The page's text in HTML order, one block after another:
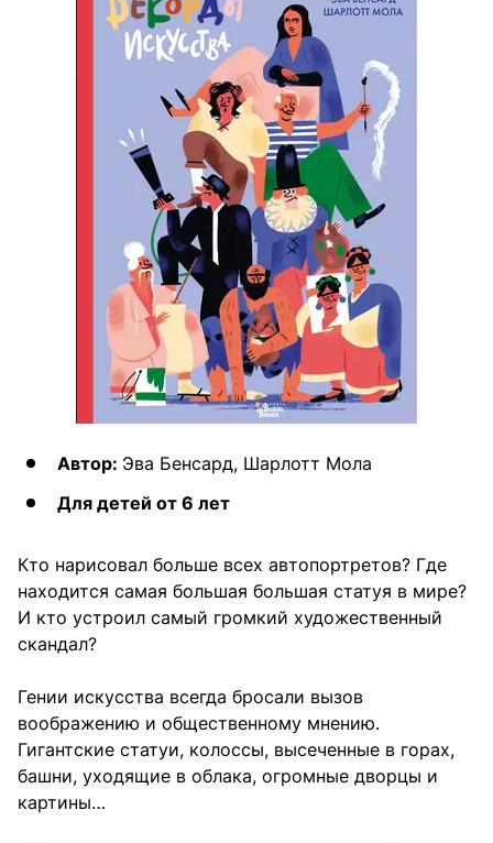
Автор: Эва Бенсард, Шарлотт Мола
Для детей от 6 лет
Кто нарисовал больше всех автопортретов? Где
находится самая большая большая статуя в мире?
И кто устроил самый громкий художественный
скандал?
Гении искусства всегда бросали вызов
воображению и общественному мнению.
Гигантские статуи, колоссы, высеченные в горах,
башни, уходящие в облака, огромные дворцы и
картины…